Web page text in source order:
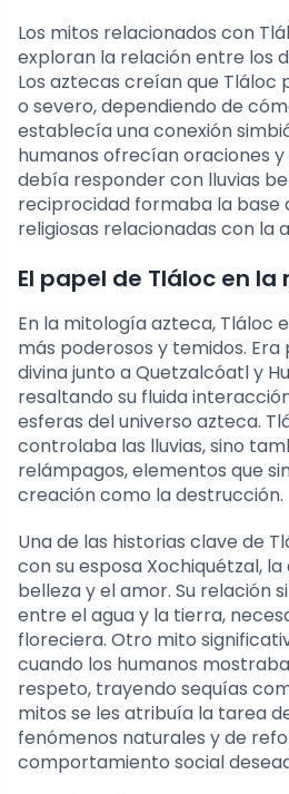
Los mitos relacionados con
exploran la relación entre los
Los aztecas creían que Tláloc
o severo, dependiendo de
establecía una conexión
humanos ofrecían oraciones y
debía responder con lluvias
reciprocidad formaba la base
religiosas relacionadas con la
El papel de Tláloc en
En la mitología azteca, Tláloc
más poderosos y temidos.
divina junto a Quetzalcóatl y
resaltando su fluida
esferas del universo azteca.
controlaba las lluvias, sino
relámpagos, elementos que
creación como la destrucción.
Una de las historias clave de
con su esposa Xochiquétzal,
belleza y el amor. Su relación
entre el agua y la tierra,
floreciera. Otro mito
cuando los humanos
respeto, trayendo sequías
mitos se les atribuía la tarea
fenómenos naturales y de
comportamiento social